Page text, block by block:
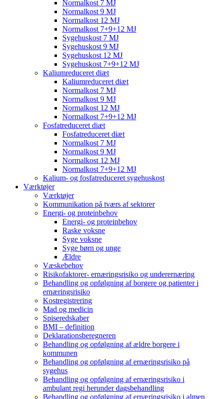
Normalkost 7 MJ
Normalkost 9 MJ
Normalkost 12 MJ
Normalkost 7+9+12 MJ
Sygehuskost 7 MJ
Sygehuskost 9 MJ
Sygehuskost 12 MJ
Sygehuskost 7+9+12 MJ
Kaliumreduceret diæt
Kaliumreduceret diæt
Normalkost 7 MJ
Normalkost 9 MJ
Normalkost 12 MJ
Normalkost 7+9+12 MJ
Fosfatreduceret diæt
Fosfatreduceret diæt
Normalkost 7 MJ
Normalkost 9 MJ
Normalkost 12 MJ
Normalkost 7+9+12 MJ
Kalium- og fosfatreduceret sygehuskost
Værktøjer
Værktøjer
Kommunikation på tværs af sektorer
Energi- og proteinbehov
Energi- og proteinbehov
Raske voksne
Syge voksne
Syge børn og unge
Ældre
Væskebehov
Risikofaktorer- ernæringsrisiko og underernæring
Behandling og opfølgning af borgere og patienter i
ernæringsrisiko
Kostregistrering
Mad og medicin
Spiseredskaber
BMI – definition
Deklarationsberegneren
Behandling og opfølgning af ældre borgere i
kommunen
Behandling og opfølgning af ernæringsrisiko på
sygehus
Behandling og opfølgning af ernæringsrisiko i
ambulant regi herunder dagsbehandling
Behandling og opfølgning af ernæringsrisiko i almen